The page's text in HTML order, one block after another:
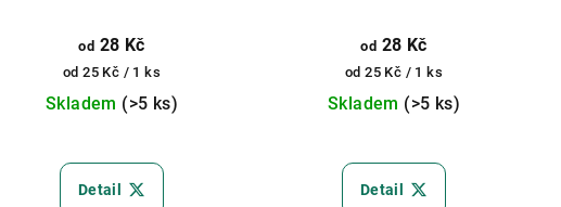
od 28 Kč
Měrná
cena:
od 25 Kč / 1 ks
Skladem (>5 ks)
Detail
od 28 Kč
Měrná
cena:
od 25 Kč / 1 ks
Skladem (>5 ks)
hodnocení
produktu
Detail